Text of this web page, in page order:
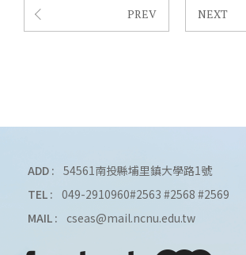
PREV NEXT
ADD : 54561南投縣埔里鎮大學路1號
TEL : 049-2910960#2563 #2568 #2569
MAIL : cseas@mail.ncnu.edu.tw